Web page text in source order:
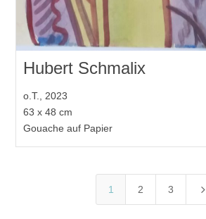
Hubert Schmalix
o.T., 2023
63 x 48 cm
Gouache auf Papier
1 2 3 5